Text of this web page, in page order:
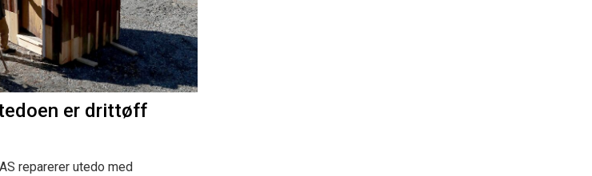
er drittøff
reparerer utedo med